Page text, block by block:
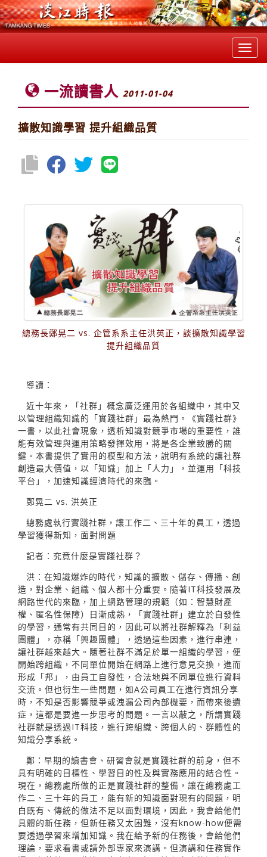
一流讀書人 2011-01-04
擴散知識學習 提升組織品質
總務長鄭晃二 vs. 企管系系主任洪英正，談擴散知識學習
提升組織品質
導讀：
近十年來，「社群」概念廣泛運用於各組織中，其中又
以管理組織知識的「實踐社群」最為熱門。《實踐社群》
一書，以此社會現象，透析知識對競爭市場的重要性，誰
能有效管理與運用策略發揮效用，將是各企業致勝的關
鍵。本書提供了實用的模型和方法，說明有系統的讓社群
創造最大價值，以「知識」加上「人力」，並運用「科技
平台」，加速知識經濟時代的來臨。
鄭晃二 vs. 洪英正
總務處執行實踐社群，讓工作二、三十年的員工，透過
學習獲得新知，面對問題
記者：究竟什麼是實踐社群？
洪：在知識爆炸的時代，知識的擴散、儲存、傳播、創
造，對企業、組織、個人都十分重要。隨著IT科技發展及
網路世代的來臨，加上網路管理的規範（如：智慧財產
權、匿名性保障）日漸成熟，「實踐社群」建立於自發性
的學習，通常有共同目的，因此可以將社群解釋為「利益
團體」，亦稱「興趣團體」，透過這些因素，進行串連，
讓社群越來越大。隨著社群不滿足於單一組織的學習，便
開始跨組織，不同單位開始在網路上進行意見交換，進而
形成「邦」，由員工自發性，合法地與不同單位進行資料
交流。但也衍生一些問題，如A公司員工在進行資訊分享
時，不知是否影響競爭或洩漏公司內部機要，而帶來後遺
症，這都是要進一步思考的問題。一言以蔽之，所謂實踐
社群就是透過IT科技，進行跨組織、跨個人的、群體性的
知識分享系統。
鄭：早期的讀書會、研習會就是實踐社群的前身，但不
具有明確的目標性、學習目的性及與實務應用的結合性。
現在，總務處所做的正是實踐社群的整備，讓在總務處工
作二、三十年的員工，能有新的知識面對現有的問題，明
白既有、傳統的做法不足以面對環境，因此，我會給他們
具體的新任務，但新任務又太困難，沒有know-how便需
要透過學習來增加知識。我在給予新的任務後，會給他們
理論，要求看書或請外部專家來演講。但演講和任務實作